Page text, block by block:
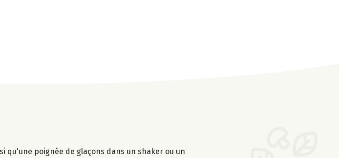
qu'une poignée de glaçons dans un shaker ou un